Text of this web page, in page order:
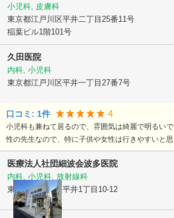
小児科, 皮膚科
東京都江戸川区平井二丁目25番11号
稲葉ビル1階101号
久田医院
内科, 小児科
東京都江戸川区平井一丁目27番7号
口コミ: 1件 4
小児科も兼ねて居るので、雰囲気は綺麗で明るい
性の先生なので、特に子供や女性は行きやすいと
医療法人社団細波会波多医院
内科, 小児科, 放射線科
東京都江戸川区 平井1丁目10-12